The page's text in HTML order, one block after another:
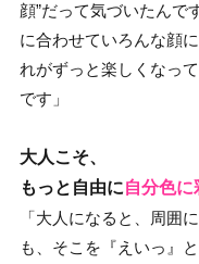
顔”だって気づいたんで
に合わせていろんな顔
れがずっと楽しくなっ
です」
大人こそ、
もっと自由に自分色に
「大人になると、周囲
も、そこを『えいっ』